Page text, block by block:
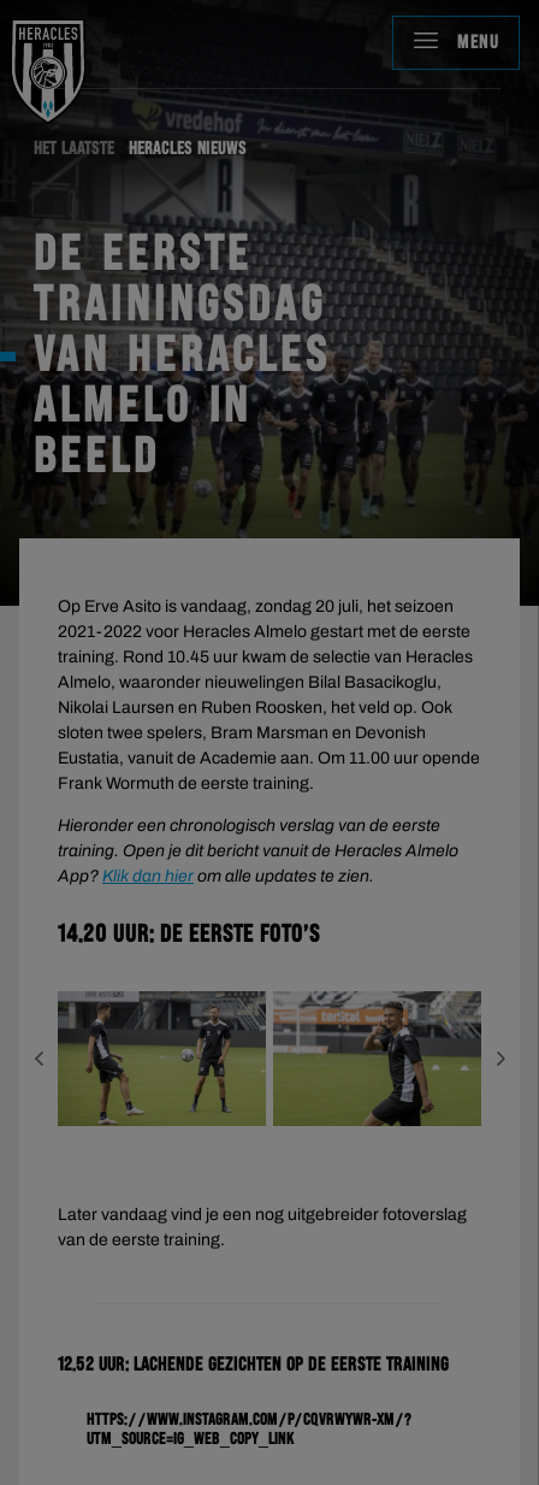
MENU
HET LAATSTE HERACLES NIEUWS
DE EERSTE
TRAININGSDAG
VAN HERACLES
ALMELO IN
BEELD
Op Erve Asito is vandaag, zondag 20 juli, het seizoen
2021-2022 voor Heracles Almelo gestart met de eerste
training. Rond 10.45 uur kwam de selectie van Heracles
Almelo, waaronder nieuwelingen Bilal Basacikoglu,
Nikolai Laursen en Ruben Roosken, het veld op. Ook
sloten twee spelers, Bram Marsman en Devonish
Eustatia, vanuit de Academie aan. Om 11.00 uur opende
Frank Wormuth de eerste training.
Hieronder een chronologisch verslag van de eerste
training. Open je dit bericht vanuit de Heracles Almelo
App? Klik dan hier om alle updates te zien.
14.20 uur: De eerste foto’s
Later vandaag vind je een nog uitgebreider fotoverslag
van de eerste training.
12.52 uur: Lachende gezichten op de eerste training
https://www.instagram.com/p/CQVrWYwr-Xm/?
utm_source=ig_web_copy_link